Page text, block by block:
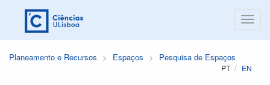
Planeamento e Recursos Espaços Pesquisa de Espaços
PT EN